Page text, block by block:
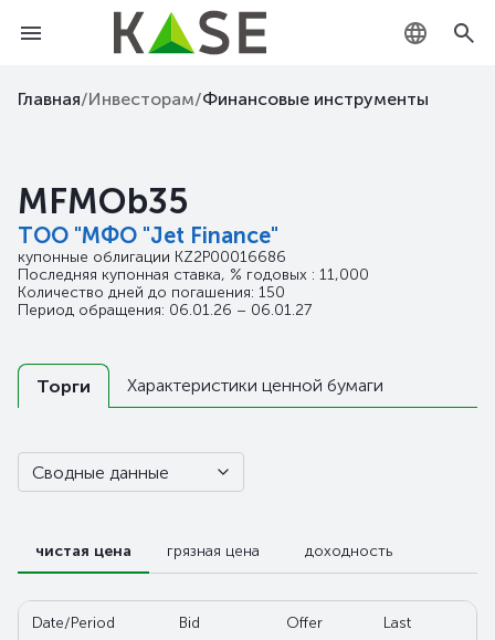
KZ
Главная/Инвесторам/Финансовые инструменты
MFMOb35
ТОО "МФО "Jet Finance"
купонные облигации KZ2P00016686
Последняя купонная ставка, % годовых : 11,000
Количество дней до погашения: 150
Период обращения: 06.01.26 – 06.01.27
Торги Характеристики ценной бумаги
Сводные данные
чистая цена грязная цена доходность
Date/Period Bid Offer Last